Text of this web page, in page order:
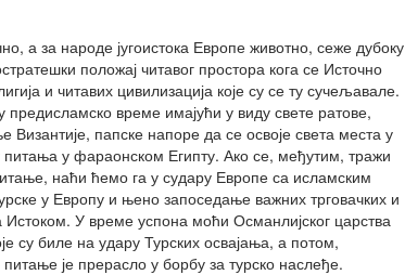
а за народе југоистока Европе животно, сеже дубоку
положај читавог простора кога се Источно
и читавих цивилизација које су се ту сучељавале.
време имајући у виду свете ратове,
папске напоре да се освоје света места у
у фараонском Египту. Ако се, међутим, тражи
наћи ћемо га у судару Европе са исламским
у Европу и њено запоседање важних трговачких и
Истоком. У време успона моћи Османлијског царства
су биле на удару Турских освајања, а потом,
је прерасло у борбу за турско наслеђе.